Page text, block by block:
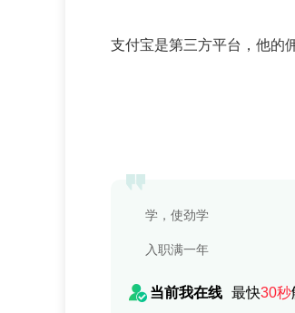
支付宝是第三方平台，他的
学，使劲学
入职满一年
当前我在线 最快30秒